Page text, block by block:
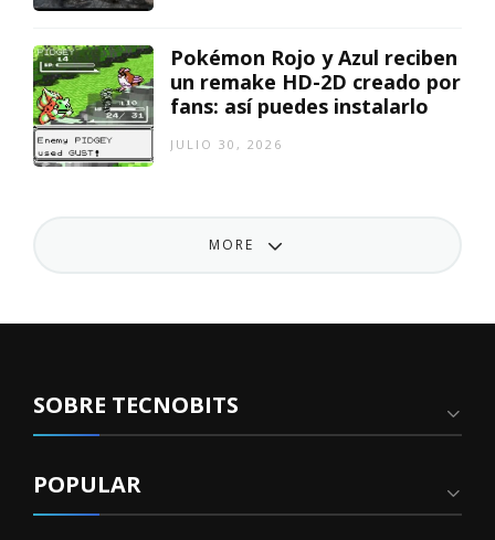
Pokémon Rojo y Azul reciben
un remake HD-2D creado por
fans: así puedes instalarlo
JULIO 30, 2026
MORE
SOBRE TECNOBITS
POPULAR